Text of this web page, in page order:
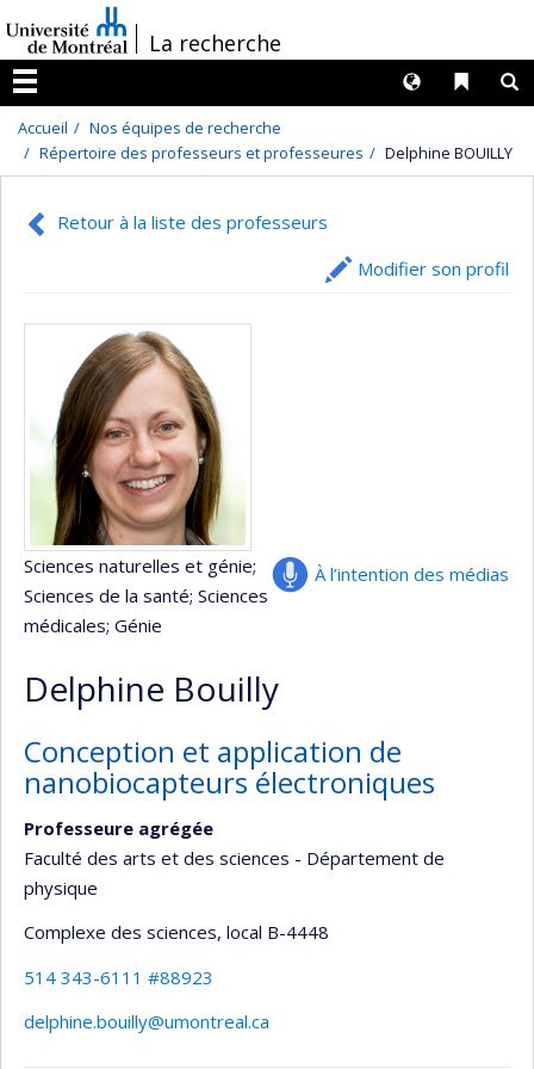
au
contenu
/La recherche
Menu
Liens
Langues
Accueil
Nos équipes de recherche
Répertoire des professeurs et professeures
Delphine BOUILLY
Retour à la liste des professeurs
Modifier son profil
À l’intention des médias
Sciences naturelles et génie;
Sciences de la santé; Sciences
médicales; Génie
Delphine Bouilly
Conception et application de
nanobiocapteurs électroniques
Professeure agrégée
Faculté des arts et des sciences - Département de
physique
Complexe des sciences, local B-4448
514 343-6111 #88923
delphine.bouilly@umontreal.ca